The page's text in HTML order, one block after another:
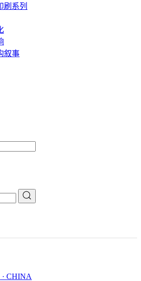
刷系列
叙事
· CHINA